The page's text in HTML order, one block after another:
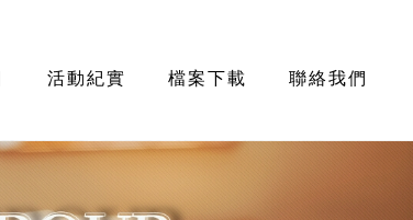
活動紀實 檔案下載 聯絡我們